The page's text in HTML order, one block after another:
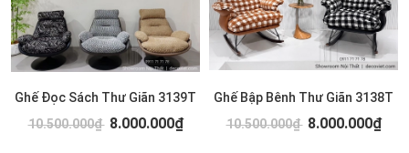
Ghế Đọc Sách Thư Giãn 3139T
10.500.000₫ 8.000.000₫
Ghế Bập Bênh Thư Giãn 3138T
10.500.000₫ 8.000.000₫